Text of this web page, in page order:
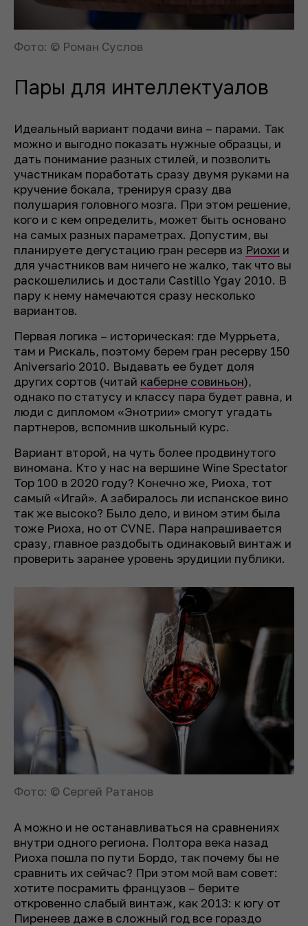
Фото: © Роман Суслов
Пары для интеллектуалов
Идеальный вариант подачи вина – парами. Так
можно и выгодно показать нужные образцы, и
дать понимание разных стилей, и позволить
участникам поработать сразу двумя руками на
кручение бокала, тренируя сразу два
полушария головного мозга. При этом решение,
кого и с кем определить, может быть основано
на самых разных параметрах. Допустим, вы
планируете дегустацию гран ресерв из Риохи и
для участников вам ничего не жалко, так что вы
раскошелились и достали Castillo Ygay 2010. В
пару к нему намечаются сразу несколько
вариантов.
Первая логика – историческая: где Муррьета,
там и Рискаль, поэтому берем гран ресерву 150
Aniversario 2010. Выдавать ее будет доля
других сортов (читай каберне совиньон),
однако по статусу и классу пара будет равна, и
люди с дипломом «Энотрии» смогут угадать
партнеров, вспомнив школьный курс.
Вариант второй, на чуть более продвинутого
виномана. Кто у нас на вершине Wine Spectator
Top 100 в 2020 году? Конечно же, Риоха, тот
самый «Игай». А забиралось ли испанское вино
так же высоко? Было дело, и вином этим была
тоже Риоха, но от CVNE. Пара напрашивается
сразу, главное раздобыть одинаковый винтаж и
проверить заранее уровень эрудиции публики.
Фото: © Сергей Ратанов
А можно и не останавливаться на сравнениях
внутри одного региона. Полтора века назад
Риоха пошла по пути Бордо, так почему бы не
сравнить их сейчас? При этом мой вам совет:
хотите посрамить французов – берите
откровенно слабый винтаж, как 2013: к югу от
Пиренеев даже в сложный год все гораздо